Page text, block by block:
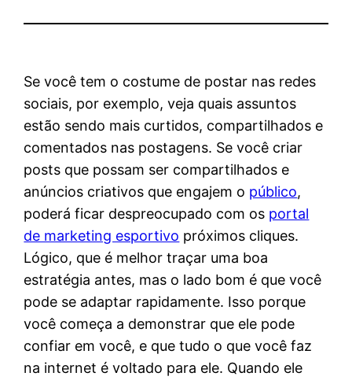
Se você tem o costume de postar nas redes
sociais, por exemplo, veja quais assuntos
estão sendo mais curtidos, compartilhados e
comentados nas postagens. Se você criar
posts que possam ser compartilhados e
anúncios criativos que engajem o público,
poderá ficar despreocupado com os portal
de marketing esportivo próximos cliques.
Lógico, que é melhor traçar uma boa
estratégia antes, mas o lado bom é que você
pode se adaptar rapidamente. Isso porque
você começa a demonstrar que ele pode
confiar em você, e que tudo o que você faz
na internet é voltado para ele. Quando ele